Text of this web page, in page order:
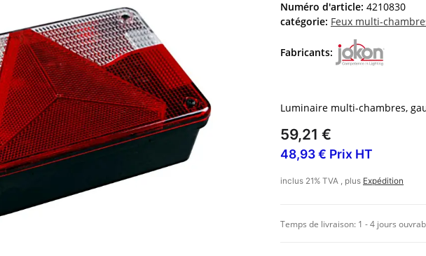
Numéro d'article: 4210830
catégorie: Feux multi-
Fabricants:
Luminaire multi-chambres,
59,21 €
48,93 € Prix HT
inclus 21% TVA , plus Expédition
Temps de livraison: 1 - 4 jours